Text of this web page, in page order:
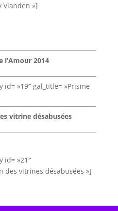
Vianden »]
l’Amour 2014
id= »19″ gal_title= »Prisme
vitrine désabusées
id= »21″
des vitrines désabusées »]